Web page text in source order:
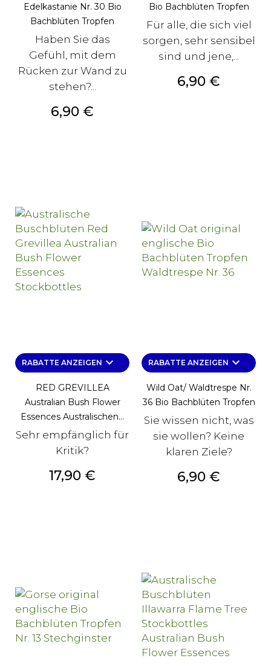
Edelkastanie Nr. 30 Bio
Bachblüten Tropfen
Haben Sie das
Gefühl, mit dem
Rücken zur Wand zu
stehen?...
Preis
6,90 €
Bio Bachblüten Tropfen
Für alle, die sich viel
sorgen, sehr sensibel
sind und jene,...
Preis
6,90 €
RABATTE ANZEIGEN keyboard_arrow_down
RED GREVILLEA
Australian Bush Flower
Essences Australischen...
Sehr empfänglich für
Kritik?
Preis
17,90 €
RABATTE ANZEIGEN keyboard_arrow_down
Wild Oat/ Waldtrespe Nr.
36 Bio Bachblüten Tropfen
Sie wissen nicht, was
sie wollen? Keine
klaren Ziele?
Preis
6,90 €